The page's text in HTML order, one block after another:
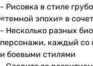
- Рисовка в стиле
«темной эпохи» в
- Несколько разных
персонажи, каждый со
и боевыми стилями